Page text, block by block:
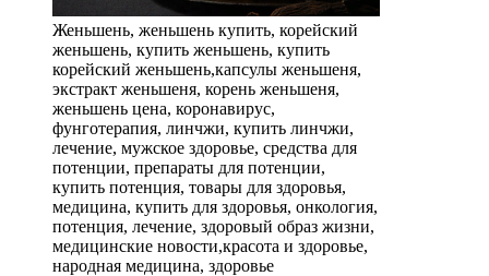
Женьшень, женьшень купить, корейский
женьшень, купить женьшень, купить
корейский женьшень,капсулы женьшеня,
экстракт женьшеня, корень женьшеня,
женьшень цена, коронавирус,
фунготерапия, линчжи, купить линчжи,
лечение, мужское здоровье, средства для
потенции, препараты для потенции,
купить потенция, товары для здоровья,
медицина, купить для здоровья, онкология,
потенция, лечение, здоровый образ жизни,
медицинские новости,красота и здоровье,
народная медицина, здоровье